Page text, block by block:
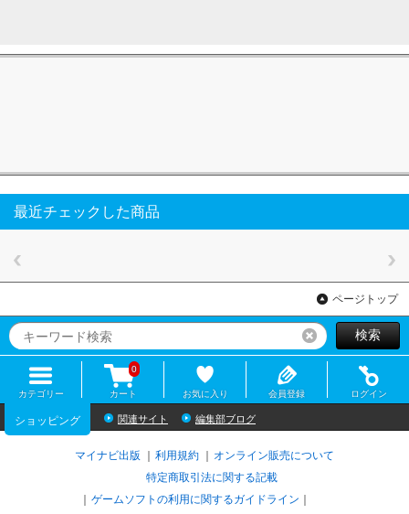
最近チェックした商品
ページトップ
リセット検索
カテゴリー カート
0
お気に入り 会員登録 ログイン
ショッピング 関連サイト 編集部ブログ
マイナビ出版 利用規約
オンライン販売について
特定商取引法に関する記載
ゲームソフトの利用に関するガイドライン